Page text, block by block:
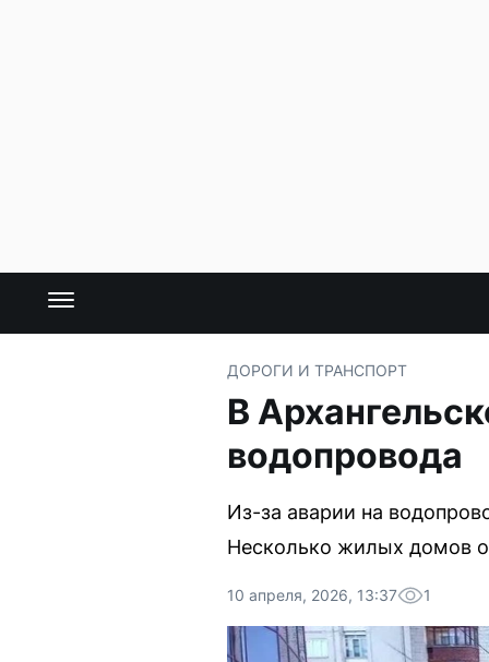
ДОРОГИ И ТРАНСПОРТ
В
водопровода
Из-за аварии на
Несколько жилых домов
10 апреля, 2026, 13:37 1